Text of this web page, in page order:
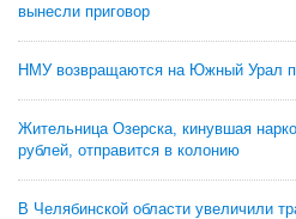
вынесли приговор
НМУ возвращаются на Южный Урал
Жительница Озерска, кинувшая
рублей, отправится в колонию
В Челябинской области увеличили